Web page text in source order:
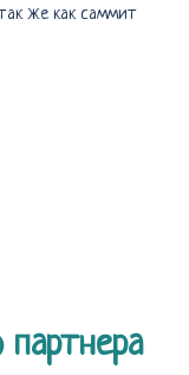
же как саммит
партнера